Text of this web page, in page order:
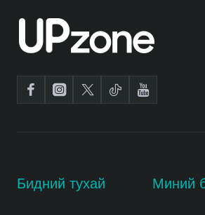
Бидний тухай Миний